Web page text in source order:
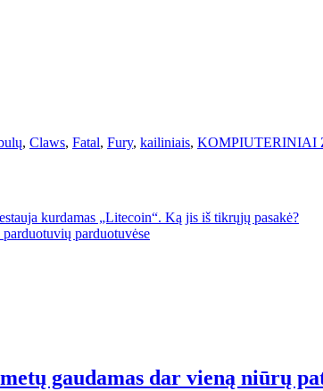
, Claws, Fatal, Fury, kailiniais, KOMPIUTERINIAI
kurdamas „Litecoin“. Ką jis iš tikrųjų pasakė?
parduotuvėse
gaudamas dar vieną niūrų